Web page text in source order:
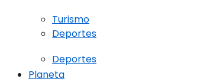
Deportes
Planeta
Turismo
Deportes